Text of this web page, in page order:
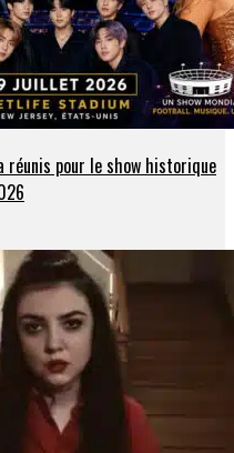
réunis pour le show historique